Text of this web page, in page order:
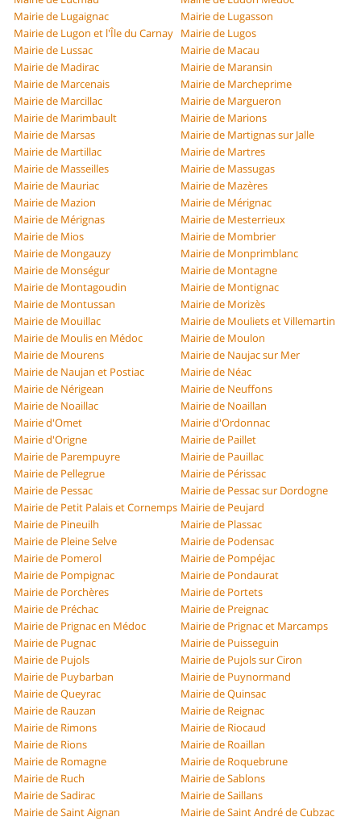
Mairie de Lugaignac
Mairie de Lugasson
Mairie de Lugon et l'Île du Carnay Mairie de Lugos
Mairie de Lussac
Mairie de Macau
Mairie de Madirac
Mairie de Maransin
Mairie de Marcenais
Mairie de Marcheprime
Mairie de Marcillac
Mairie de Margueron
Mairie de Marimbault
Mairie de Marions
Mairie de Marsas
Mairie de Martignas sur Jalle
Mairie de Martillac
Mairie de Martres
Mairie de Masseilles
Mairie de Massugas
Mairie de Mauriac
Mairie de Mazères
Mairie de Mazion
Mairie de Mérignac
Mairie de Mérignas
Mairie de Mesterrieux
Mairie de Mios
Mairie de Mombrier
Mairie de Mongauzy
Mairie de Monprimblanc
Mairie de Monségur
Mairie de Montagne
Mairie de Montagoudin
Mairie de Montignac
Mairie de Montussan
Mairie de Morizès
Mairie de Mouillac
Mairie de Mouliets et Villemartin
Mairie de Moulis en Médoc
Mairie de Moulon
Mairie de Mourens
Mairie de Naujac sur Mer
Mairie de Naujan et Postiac
Mairie de Néac
Mairie de Nérigean
Mairie de Neuffons
Mairie de Noaillac
Mairie de Noaillan
Mairie d'Omet
Mairie d'Ordonnac
Mairie d'Origne
Mairie de Paillet
Mairie de Parempuyre
Mairie de Pauillac
Mairie de Pellegrue
Mairie de Périssac
Mairie de Pessac
Mairie de Pessac sur Dordogne
Mairie de Petit Palais et Cornemps Mairie de Peujard
Mairie de Pineuilh
Mairie de Plassac
Mairie de Pleine Selve
Mairie de Podensac
Mairie de Pomerol
Mairie de Pompéjac
Mairie de Pompignac
Mairie de Pondaurat
Mairie de Porchères
Mairie de Portets
Mairie de Préchac
Mairie de Preignac
Mairie de Prignac en Médoc
Mairie de Prignac et Marcamps
Mairie de Pugnac
Mairie de Puisseguin
Mairie de Pujols
Mairie de Pujols sur Ciron
Mairie de Puybarban
Mairie de Puynormand
Mairie de Queyrac
Mairie de Quinsac
Mairie de Rauzan
Mairie de Reignac
Mairie de Rimons
Mairie de Riocaud
Mairie de Rions
Mairie de Roaillan
Mairie de Romagne
Mairie de Roquebrune
Mairie de Ruch
Mairie de Sablons
Mairie de Sadirac
Mairie de Saillans
Mairie de Saint Aignan
Mairie de Saint André de Cubzac